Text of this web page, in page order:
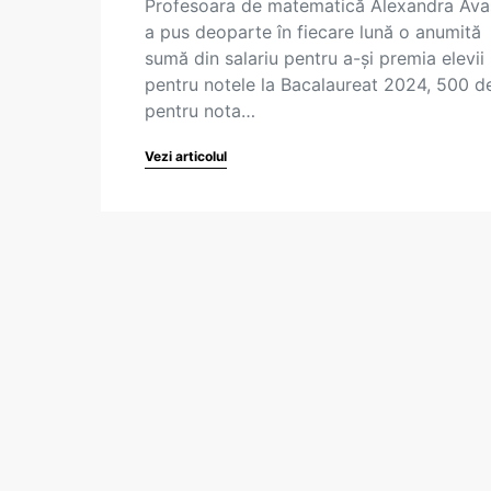
Profesoara de matematică Alexandra
a pus deoparte în fiecare lună o anumită
sumă din salariu pentru a-și premia elevii
pentru notele la Bacalaureat 2024, 500
pentru nota…
Vezi articolul